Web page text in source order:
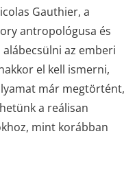
Gauthier, a
antropológusa és
az emberi
el kell ismerni,
már megtörtént,
a reálisan
mint korábban